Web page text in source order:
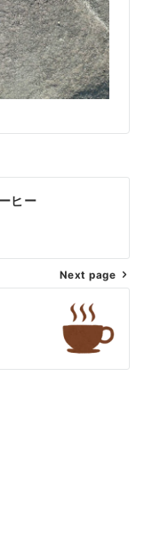
ヒー
Next page